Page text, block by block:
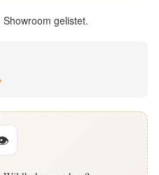
gelistet.